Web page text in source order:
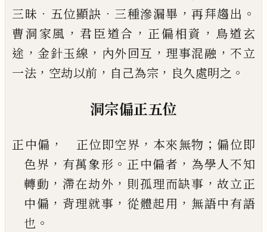
三昧 ． 五位顯訣 ． 三種滲漏畢 ，再拜趨出 。
曹洞家風 ， 君臣道合 ， 正偏相資 ， 鳥道玄
途 ， 金針玉線 ， 內外回互 ， 理事混融 ，不立
一法 ， 空劫以前 ， 自己為宗 ， 良久處明之 。
洞宗偏正五位
正中偏 ， 正位即空界 ， 本來無物 ； 偏位即
色界 ， 有萬象形 。 正中偏者 ， 為學人不知
轉動 ， 滯在劫外 ， 則孤理而缺事 ，故立正
中偏 ， 背理就事 ， 從體起用 ， 無語中有語
也 。